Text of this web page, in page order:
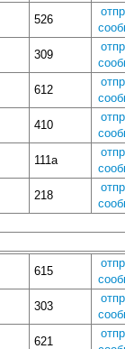
526
309
612
410
111а
218
615
303
621